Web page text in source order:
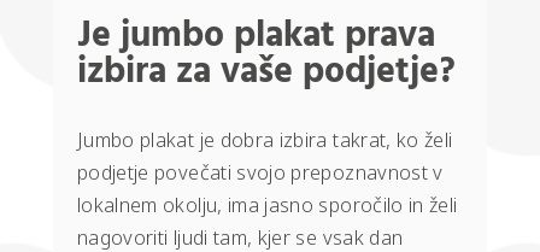
Je jumbo plakat prava
izbira za vaše podjetje?
Jumbo plakat je dobra izbira takrat, ko želi
podjetje povečati svojo prepoznavnost v
lokalnem okolju, ima jasno sporočilo in želi
nagovoriti ljudi tam, kjer se vsak dan